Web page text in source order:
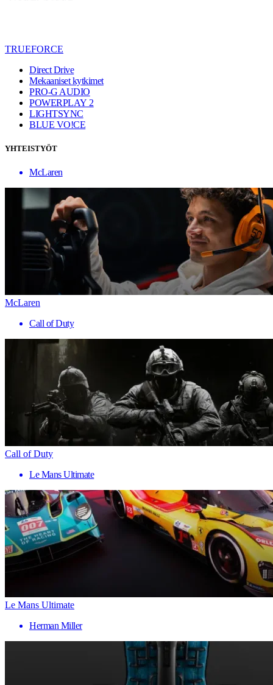
TRUEFORCE
Direct Drive
Mekaaniset kytkimet
PRO-G AUDIO
POWERPLAY 2
LIGHTSYNC
BLUE VO!CE
YHTEISTYÖT
McLaren
McLaren
Call of Duty
Call of Duty
Le Mans Ultimate
Le Mans Ultimate
Herman Miller